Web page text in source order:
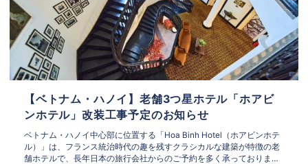
【ベトナム・ハノイ】老舗3つ星ホテル「ホアビ
ンホテル」改装工事予定のお知らせ
ベトナム・ハノイ中心部に位置する「Hoa Binh Hotel（ホアビンホテ
ル）」は、フランス統治時代の趣を残すクラシカルな建築が特徴の老
舗ホテルで、長年日本の旅行会社からのご予約を多く承っておりま